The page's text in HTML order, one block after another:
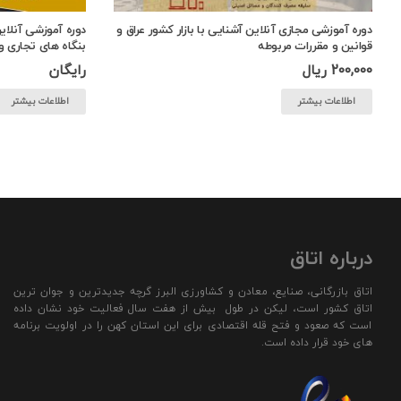
دوره آموزشی مجازی آنلاین آشنایی با بازار کشور عراق و
قوانین و مقررات مربوطه
200,000 ریال
اطلاعات بیشتر
دوره آموزشی
بنگاه های
رایگان
اطلاعات بیشتر
درباره اتاق
اتاق بازرگانی، صنایع، معادن و کشاورزی البرز گرچه جدیدترین و جوان ترین
اتاق کشور است، لیکن در طول بیش از هفت سال فعالیت خود نشان داده
است که صعود و فتح قله اقتصادی برای این استان کهن را در اولویت برنامه
های خود قرار داده است.